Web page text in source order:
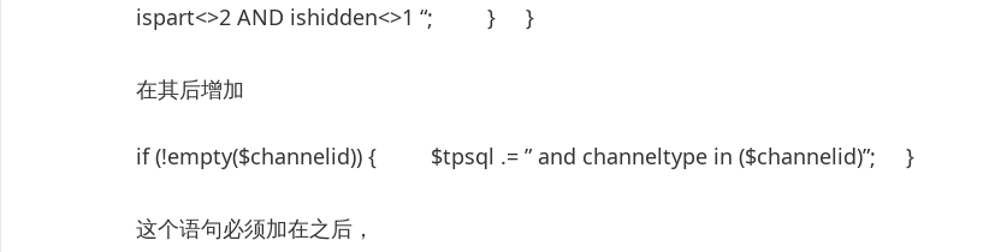
ispart<>2 AND ishidden<>1 “; } }
在其后增加
if (!empty($channelid)) { $tpsql .= ” and channeltype in ($channelid)”; }
这个语句必须加在之后，